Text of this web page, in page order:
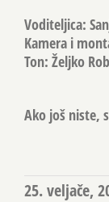
Voditeljica:
Kamera i
Ton: Željko
Ako još niste,
25. veljače,